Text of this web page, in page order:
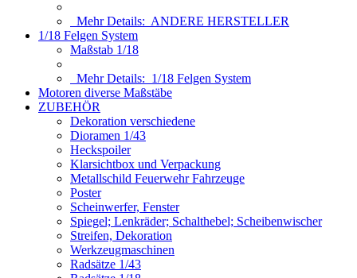
Mehr Details: ANDERE HERSTELLER
1/18 Felgen System
Maßstab 1/18
Mehr Details: 1/18 Felgen System
Motoren diverse Maßstäbe
ZUBEHÖR
Dekoration verschiedene
Dioramen 1/43
Heckspoiler
Klarsichtbox und Verpackung
Metallschild Feuerwehr Fahrzeuge
Poster
Scheinwerfer, Fenster
Spiegel; Lenkräder; Schalthebel; Scheibenwischer
Streifen, Dekoration
Werkzeugmaschinen
Radsätze 1/43